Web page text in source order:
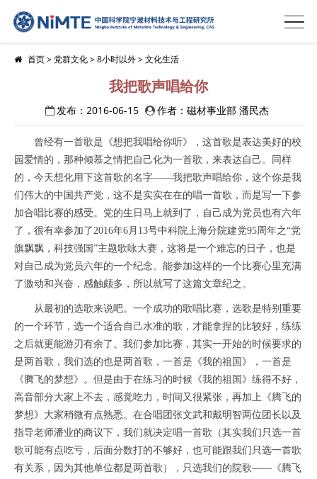
首页>党群文化>8小时以外>文化生活
我把歌声唱给你
发布：2016-06-15 作者：磁材事业部 潘民杰
曾经有一首歌是《想把我唱给你听》，这首歌是表达美好的校
园爱情的，那种倾慕之情把自己化为一首歌，来表达自己。同样
的，今天想化用下这首歌的名字­——我把歌声唱给你，这个你是我
们伟大的中国共产党，这不是实实在在的唱一首歌，而是写一下参
加合唱比赛的感受。党的生日马上就到了，自己成为党员也有六年
了，很有幸参加了2016年6月 13号中科院上海分院建党95周年之“党
旗飘飘，科技强国”主题歌咏大赛，这将是一个难忘的日子，也是
对自己成为党员六年的一个纪念。能参加这样的一个比赛心里充满
了激动和兴奋，感触颇多，所以就写了这篇文章纪之。
从最初的选歌来说吧。一个成功的歌唱比赛，选歌是特别重要
的一个环节，选一个适合自己水准的歌，才能拿捏的比较好，练练
之后就更能游刃有余了。我们参加比赛，其实一开始的时候要求的
是两首歌，我们选的也是两首歌，一首是《我的祖国》，一首是
《腾飞的梦想》。但是由于在练习的时候《我的祖国》练得不好，
高音部分大家上不去，感觉吃力，时间又很紧张，再加上《腾飞的
梦想》大家稍微有点熟悉。在合唱团张文武和戴明智两位团长以及
指导老师潘业的商议下，我们就决定唱一首歌（其实我们只选一首
歌可能有点吃亏，后面分数打的不够好，也可能跟我们只选一首歌
有关系，因为其他单位都是两首歌），只选我们的院歌——《腾飞